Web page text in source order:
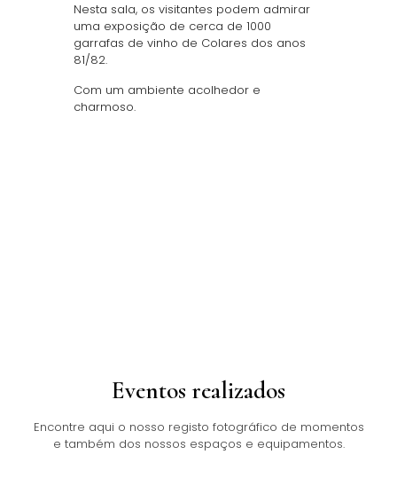
Nesta sala, os visitantes podem admirar
uma exposição de cerca de 1000
garrafas de vinho de Colares dos anos
81/82.
Com um ambiente acolhedor e
charmoso.
Eventos realizados
Encontre aqui o nosso registo fotográfico de momentos
e também dos nossos espaços e equipamentos.